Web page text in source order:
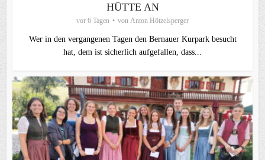
HÜTTE AN
vor 6 Tagen von Anton Hötzelsperger
Wer in den vergangenen Tagen den Bernauer Kurpark besucht
hat, dem ist sicherlich aufgefallen, dass...